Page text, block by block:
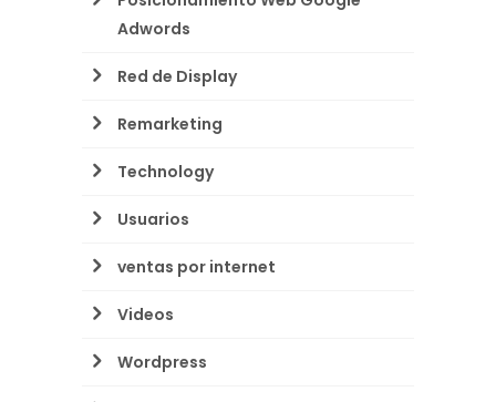
Adwords
Red de Display
Remarketing
Technology
Usuarios
ventas por internet
Videos
Wordpress